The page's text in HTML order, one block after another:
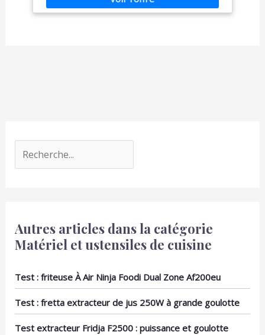
acier inoxydable résiste au temps, est facile à
nettoyer, et apporte une touche moderne à votre
Autres articles dans la catégorie
Matériel et ustensiles de cuisine
Test : friteuse À Air Ninja Foodi Dual Zone Af200eu
Test : fretta extracteur de jus 250W à grande goulotte
Test extracteur Fridja F2500 : puissance et goulotte